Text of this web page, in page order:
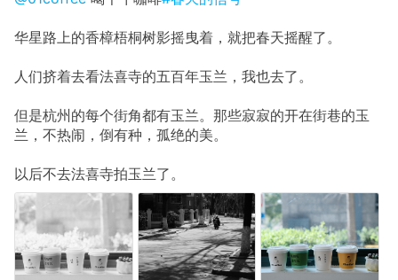
华星路上的香樟梧桐树影摇曳着，就把春天摇醒了。
人们挤着去看法喜寺的五百年玉兰，我也去了。
但是杭州的每个街角都有玉兰。那些寂寂的开在街巷的玉
兰，不热闹，倒有种，孤绝的美。
以后不去法喜寺拍玉兰了。